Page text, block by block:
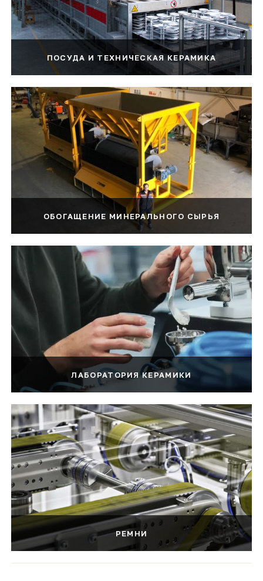
ПОСУДА И ТЕХНИЧЕСКАЯ КЕРАМИКА
ОБОГАЩЕНИЕ МИНЕРАЛЬНОГО СЫРЬЯ
ЛАБОРАТОРИЯ КЕРАМИКИ
РЕМНИ